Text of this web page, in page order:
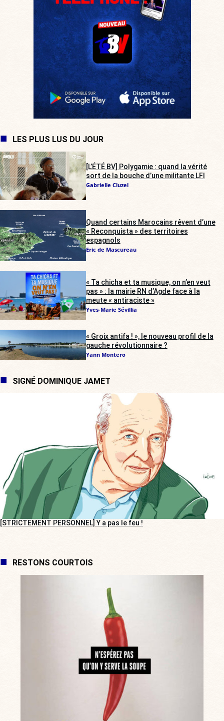
LES PLUS LUS DU JOUR
[L’ÉTÉ BV] Polygamie : quand la vérité
sort de la bouche d’une militante LFI
Gabrielle Cluzel
Quand certains Marocains rêvent d’une
« Reconquista » des territoires
espagnols
Eric de Mascureau
« Ta chicha et ta musique, on n’en veut
pas » : la mairie RN d’Agde face à la
meute « antiraciste »
Yves-Marie Sévillia
« Groix antifa ! », le nouveau profil de la
gauche révolutionnaire ?
Yann Montero
SIGNÉ DOMINIQUE JAMET
[STRICTEMENT PERSONNEL] Y a pas le feu !
RESTONS COURTOIS